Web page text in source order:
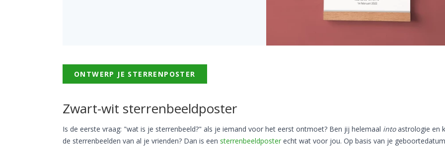
ONTWERP JE STERRENPOSTER
Zwart-wit sterrenbeeldposter
Is de eerste vraag: "wat is je sterrenbeeld?" als je iemand voor het eerst ontmoet? Ben jij helemaal intoastrologie en
de sterrenbeelden van al je vrienden? Dan is een sterrenbeeldposter echt wat voor jou. Op basis van je